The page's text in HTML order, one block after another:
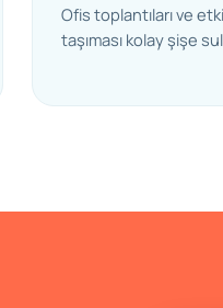
Ofis toplantıları ve
taşıması kolay şişe